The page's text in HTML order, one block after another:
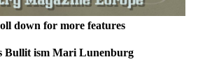
down for more features
Bullit ism Mari Lunenburg